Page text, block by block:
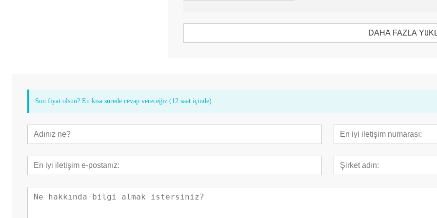
DAHA FAZLA
Son fiyat olsun? En kısa sürede cevap vereceğiz (12 saat içinde)